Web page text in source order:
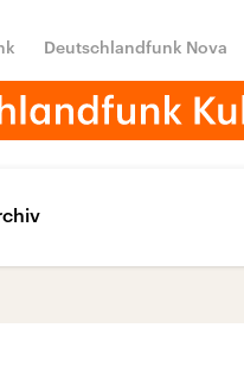
Deutschlandfunk Nova